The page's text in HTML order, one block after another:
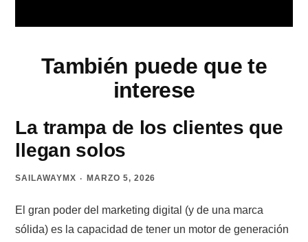
También puede que te
interese
La trampa de los clientes que
llegan solos
SAILAWAYMX MARZO 5, 2026
El gran poder del marketing digital (y de una marca
sólida) es la capacidad de tener un motor de generación